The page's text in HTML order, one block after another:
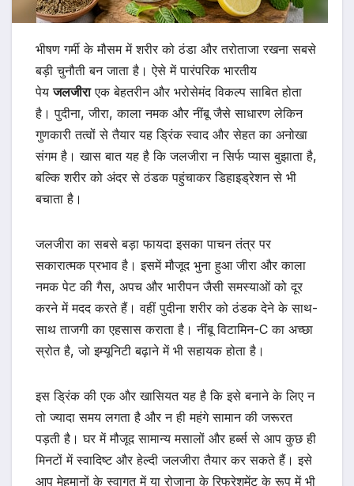
भीषण गर्मी के मौसम में शरीर को ठंडा और तरोताजा रखना सबसे
बड़ी चुनौती बन जाता है। ऐसे में पारंपरिक भारतीय
पेयजलजीराएक बेहतरीन और भरोसेमंद विकल्प साबित होता
है। पुदीना, जीरा, काला नमक और नींबू जैसे साधारण लेकिन
गुणकारी तत्वों से तैयार यह ड्रिंक स्वाद और सेहत का अनोखा
संगम है। खास बात यह है कि जलजीरा न सिर्फ प्यास बुझाता है,
बल्कि शरीर को अंदर से ठंडक पहुंचाकर डिहाइड्रेशन से भी
बचाता है।
जलजीरा का सबसे बड़ा फायदा इसका पाचन तंत्र पर
सकारात्मक प्रभाव है। इसमें मौजूद भुना हुआ जीरा और काला
नमक पेट की गैस, अपच और भारीपन जैसी समस्याओं को दूर
करने में मदद करते हैं। वहीं पुदीना शरीर को ठंडक देने के साथ-
साथ ताजगी का एहसास कराता है। नींबू विटामिन-C का अच्छा
स्रोत है, जो इम्यूनिटी बढ़ाने में भी सहायक होता है।
इस ड्रिंक की एक और खासियत यह है कि इसे बनाने के लिए न
तो ज्यादा समय लगता है और न ही महंगे सामान की जरूरत
पड़ती है। घर में मौजूद सामान्य मसालों और हर्ब्स से आप कुछ ही
मिनटों में स्वादिष्ट और हेल्दी जलजीरा तैयार कर सकते हैं। इसे
आप मेहमानों के स्वागत में या रोजाना के रिफ्रेशमेंट के रूप में भी